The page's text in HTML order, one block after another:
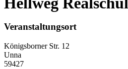
Veranstaltungsort
Königsborner Str. 12
Unna
59427